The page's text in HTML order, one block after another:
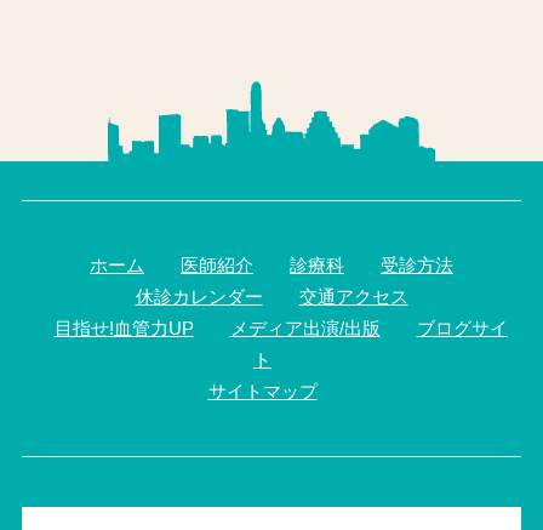
ホーム 医師紹介 診療科
受診方法
休診カレンダー
交通アクセス
目指せ!血管力UP
メディア出演/出版
ブログサイ
ト
サイトマップ